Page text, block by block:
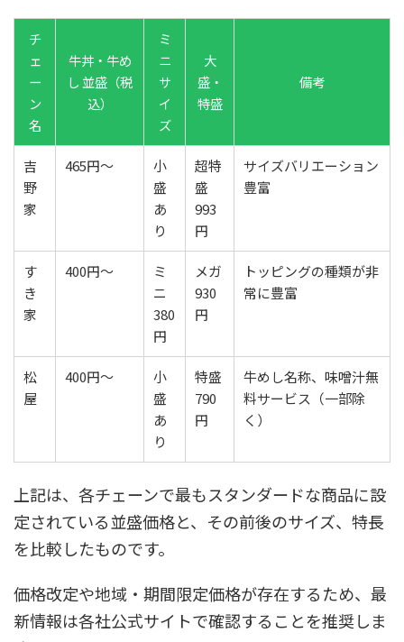
チ
ェ
ー
ン
名
牛丼・牛め
し 並盛（税
込）
ミ
ニ
サ
イ
ズ
大
盛・
特盛
備考
吉
野
家
465円〜
小
盛
あ
り
超特
盛
993
円
サイズバリエーション
豊富
す
き
家
400円〜
ミ
ニ
380
円
メガ
930
円
トッピングの種類が非
常に豊富
松
屋
400円〜
小
盛
あ
り
特盛
790
円
牛めし名称、味噌汁無
料サービス（一部除
く）
上記は、各チェーンで最もスタンダードな商品に設
定されている並盛価格と、その前後のサイズ、特長
を比較したものです。
価格改定や地域・期間限定価格が存在するため、最
新情報は各社公式サイトで確認することを推奨しま